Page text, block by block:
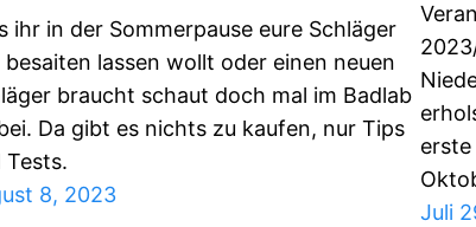
ihr in der Sommerpause eure Schläger
besaiten lassen wollt oder einen neuen
braucht schaut doch mal im Badlab
Da gibt es nichts zu kaufen, nur Tips
Tests.
8, 2023
Juli